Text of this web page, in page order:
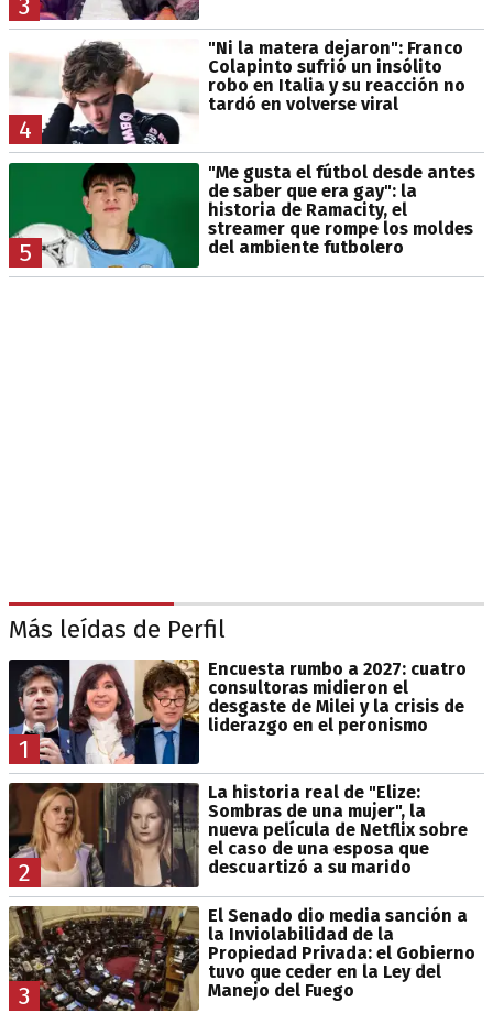
4
"Ni la matera dejaron": Franco
Colapinto sufrió un insólito
robo en Italia y su reacción no
tardó en volverse viral
5
"Me gusta el fútbol desde antes
de saber que era gay": la
historia de Ramacity, el
streamer que rompe los moldes
del ambiente futbolero
Más leídas de Perfil
1
Encuesta rumbo a 2027: cuatro
consultoras midieron el
desgaste de Milei y la crisis de
liderazgo en el peronismo
2
La historia real de "Elize:
Sombras de una mujer", la
nueva película de Netflix sobre
el caso de una esposa que
descuartizó a su marido
3
El Senado dio media sanción a
la Inviolabilidad de la
Propiedad Privada: el Gobierno
tuvo que ceder en la Ley del
Manejo del Fuego